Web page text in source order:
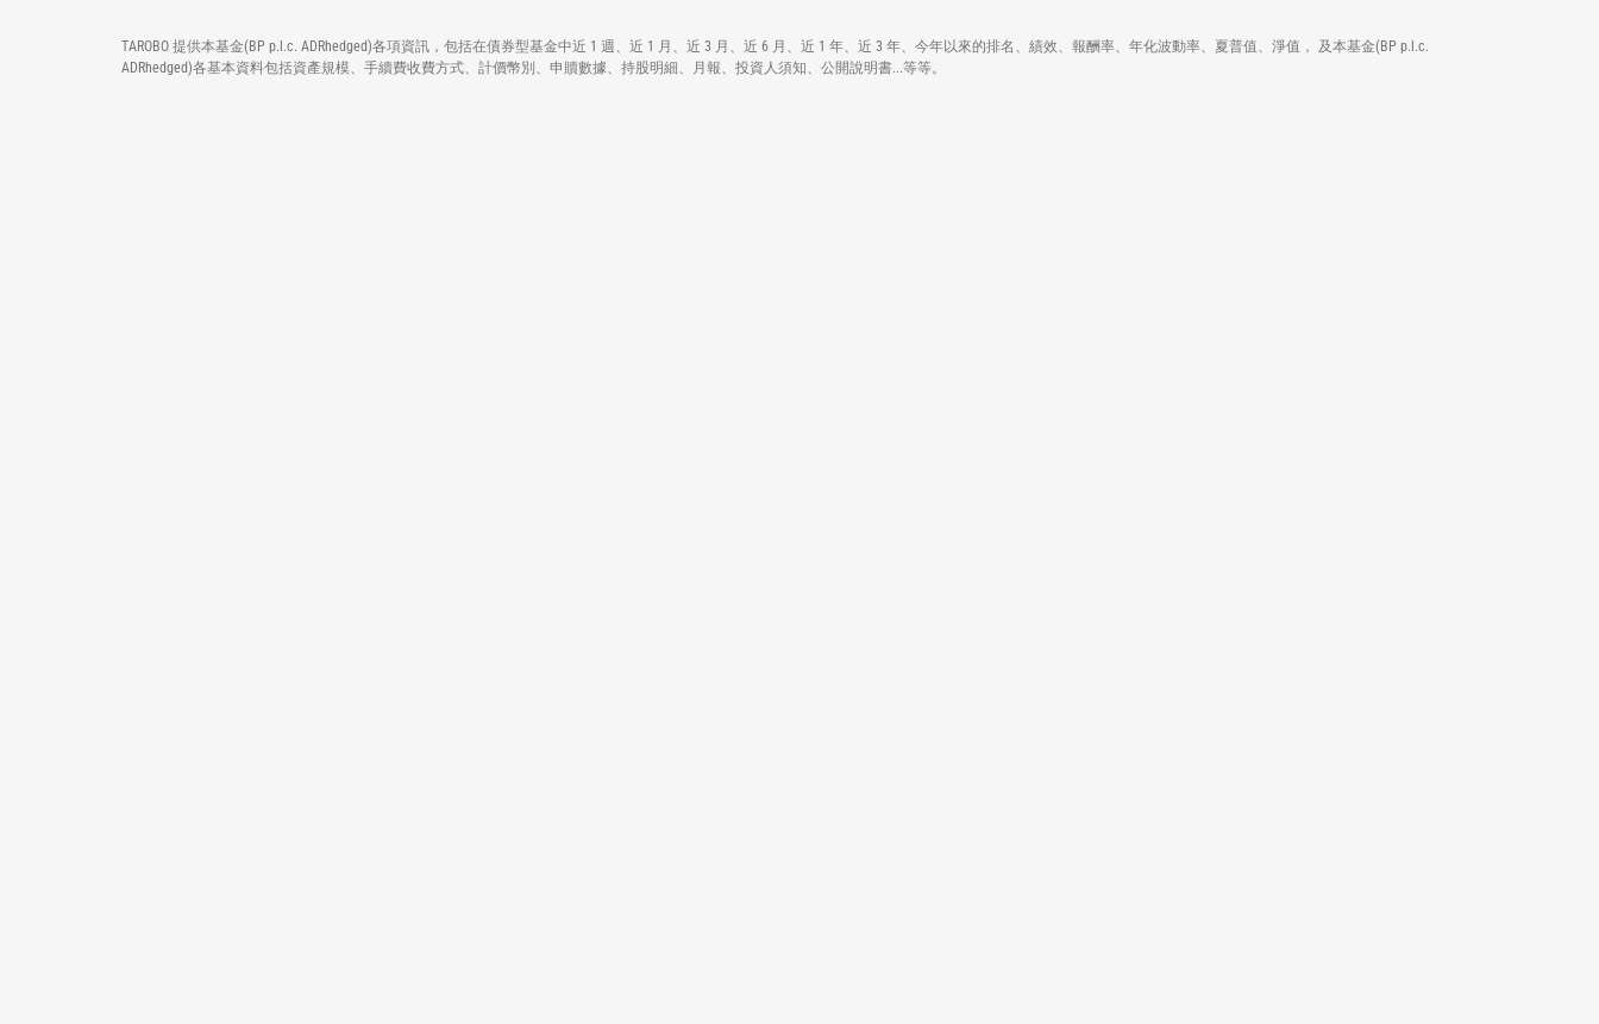
TAROBO 提供本基金(BP p.l.c. ADRhedged)各項資訊，包括在債券型基金中近 1 週、近 1 月、近 3 月、近 6 月、近 1 年、近 3 年、今年以來的排名、績效、報酬率、年化波動率、夏普值、淨值， 及本基金(BP p.l.c.
ADRhedged)各基本資料包括資產規模、手續費收費方式、計價幣別、申贖數據、持股明細、月報、投資人須知、公開說明書...等等。